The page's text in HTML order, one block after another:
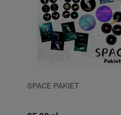
SPACE PAKIET